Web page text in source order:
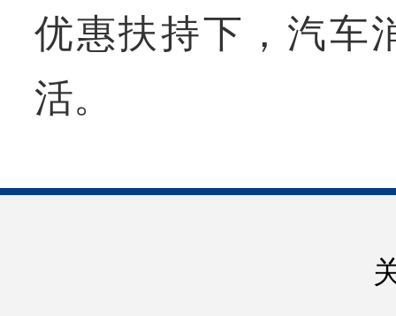
优惠扶持下，汽车
活。